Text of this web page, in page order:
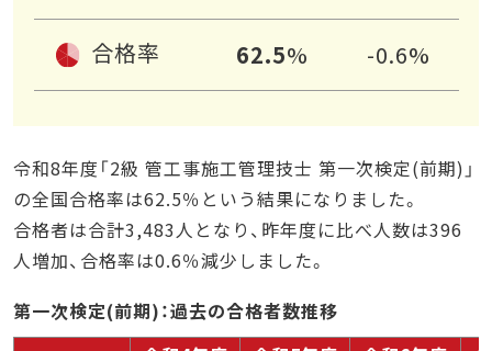
合格率 62.5% -0.6%
令和8年度「2級 管工事施工管理技士 第一次検定(前期)」
の全国合格率は62.5％という結果になりました。
合格者は合計3,483人となり、昨年度に比べ人数は396
人増加、合格率は0.6％減少しました。
第一次検定(前期)：過去の合格者数推移